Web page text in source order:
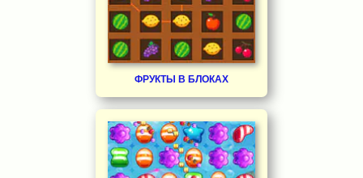
ФРУКТЫ В БЛОКАХ